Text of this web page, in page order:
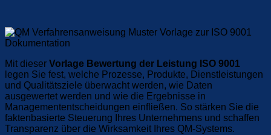
Mit dieser Vorlage Bewertung der Leistung ISO 9001
legen Sie fest, welche Prozesse, Produkte, Dienstleistungen
und Qualitätsziele überwacht werden, wie Daten
ausgewertet werden und wie die Ergebnisse in
Managemententscheidungen einfließen. So stärken Sie die
faktenbasierte Steuerung Ihres Unternehmens und schaffen
Transparenz über die Wirksamkeit Ihres QM-Systems.